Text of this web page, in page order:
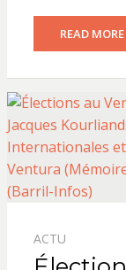
READ MORE
ACTU